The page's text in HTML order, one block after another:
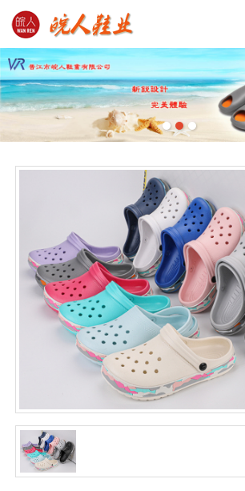
首页 产品展示 图库展示 公司概况